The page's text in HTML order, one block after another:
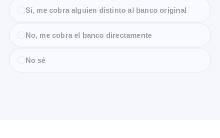
Sí, me cobra alguien distinto al banco original
No, me cobra el banco directamente
No sé